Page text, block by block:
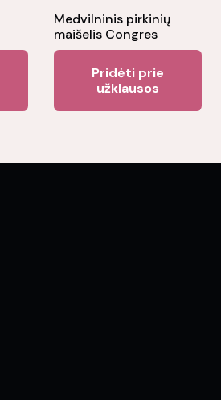
product
has
Medvilninis pirkinių
maišelis Congres
Pridėti prie
užklausos